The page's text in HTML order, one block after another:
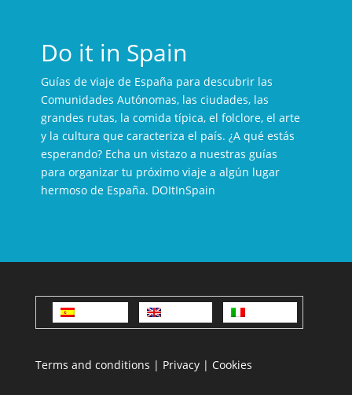
Do it in Spain
Guías de viaje de España para descubrir las
Comunidades Autónomas, las ciudades, las
grandes rutas, la comida típica, el folclore, el arte
y la cultura que caracteriza el país. ¿A qué estás
esperando? Echa un vistazo a nuestras guías
para organizar tu próximo viaje a algún lugar
hermoso de España. DOItInSpain
Terms and conditions | Privacy| Cookies